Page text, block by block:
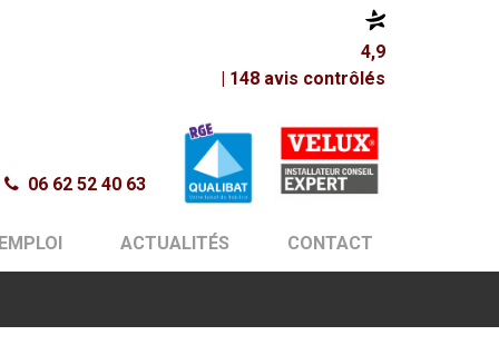
4,9
| 148 avis contrôlés
06 62 52 40 63
ACTUALITÉS CONTACT